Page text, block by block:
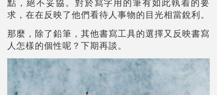
求，在在反映了他們看待人事物的目光相當銳利。
那麼，除了鉛筆，其他書寫工具的選擇又反映書寫
人怎樣的個性呢？下期再談。